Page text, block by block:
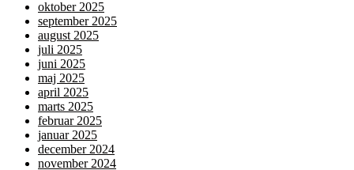
oktober 2025
september 2025
august 2025
juli 2025
juni 2025
maj 2025
april 2025
marts 2025
februar 2025
januar 2025
december 2024
november 2024